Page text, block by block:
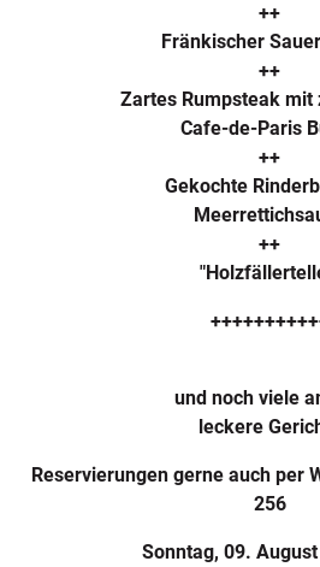
++
Fränkischer
++
Zartes Rumpsteak mit
Cafe-de-Paris
++
Gekochte
++
und noch viele
leckere
Reservierungen gerne auch per
256
Sonntag, 09.